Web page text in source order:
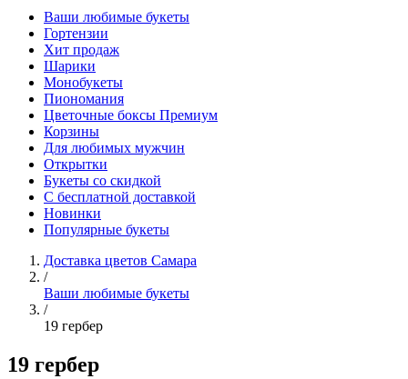
Ваши любимые букеты
Гортензии
Хит продаж
Шарики
Монобукеты
Пиономания
Цветочные боксы Премиум
Корзины
Для любимых мужчин
Открытки
Букеты со скидкой
С бесплатной доставкой
Новинки
Популярные букеты
Доставка цветов Самара
/
Ваши любимые букеты
/
19 гербер
19 гербер